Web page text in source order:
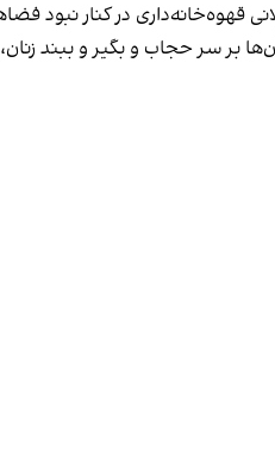
قهوه‌‌خانه‌داری در کنار نبود
بر سر حجاب و بگیر و ببند